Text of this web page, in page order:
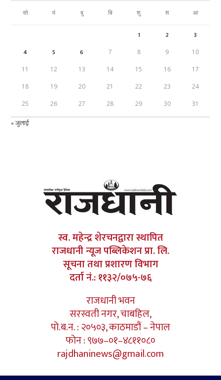
सो मं बु बि शु श आ
1 2
3
4
5 6 7 8 9 10
11 12 13 14 15 16 17
18 19 20 21 22 23 24
25 26 27 28 29 30 31
« जुलाई
स्व. महेन्द्र शेरचनद्वारा स्थापित
राजधानी न्यूज पब्लिकेशन प्रा. लि.
सूचना तथा प्रशारण विभाग
दर्ता नं.: ११३२/०७५-७६
राजधानी भवन
सरस्वती नगर, चाबहिल,
पो.ब.न. : २०५०३, काठमाडौं – नेपाल
फोन : ९७७–०१–४८११०८०
rajdhaninews@gmail.com